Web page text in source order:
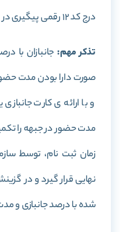
درج کد 12 رقمی پیگیری در محل مربوط اقدام نمایند.
تذکر مهم:
صورت دارا بودن مدت
و با ارائه ی کارت
مدت حضور در جبهه را
زمان ثبت نام، توسط
نهایی قرار گیرد و در
شده با درصد جانبازی و